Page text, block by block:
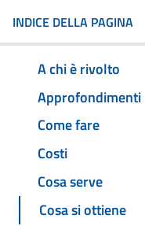
INDICE DELLA PAGINA
A chi è rivolto
Approfondimenti
Come fare
Costi
Cosa serve
Cosa si ottiene